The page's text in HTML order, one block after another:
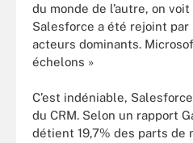
du monde de l’autre, on voit
Salesforce a été rejoint
acteurs dominants.
échelons »
C’est indéniable,
du CRM. Selon un rapport
détient 19,7% des parts de